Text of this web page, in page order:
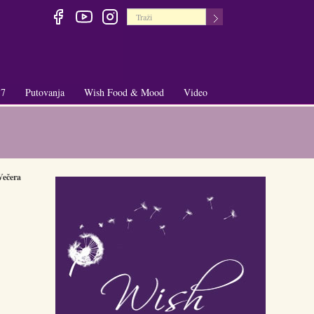
+
Putovanja
+
Wish Food & Mood Video